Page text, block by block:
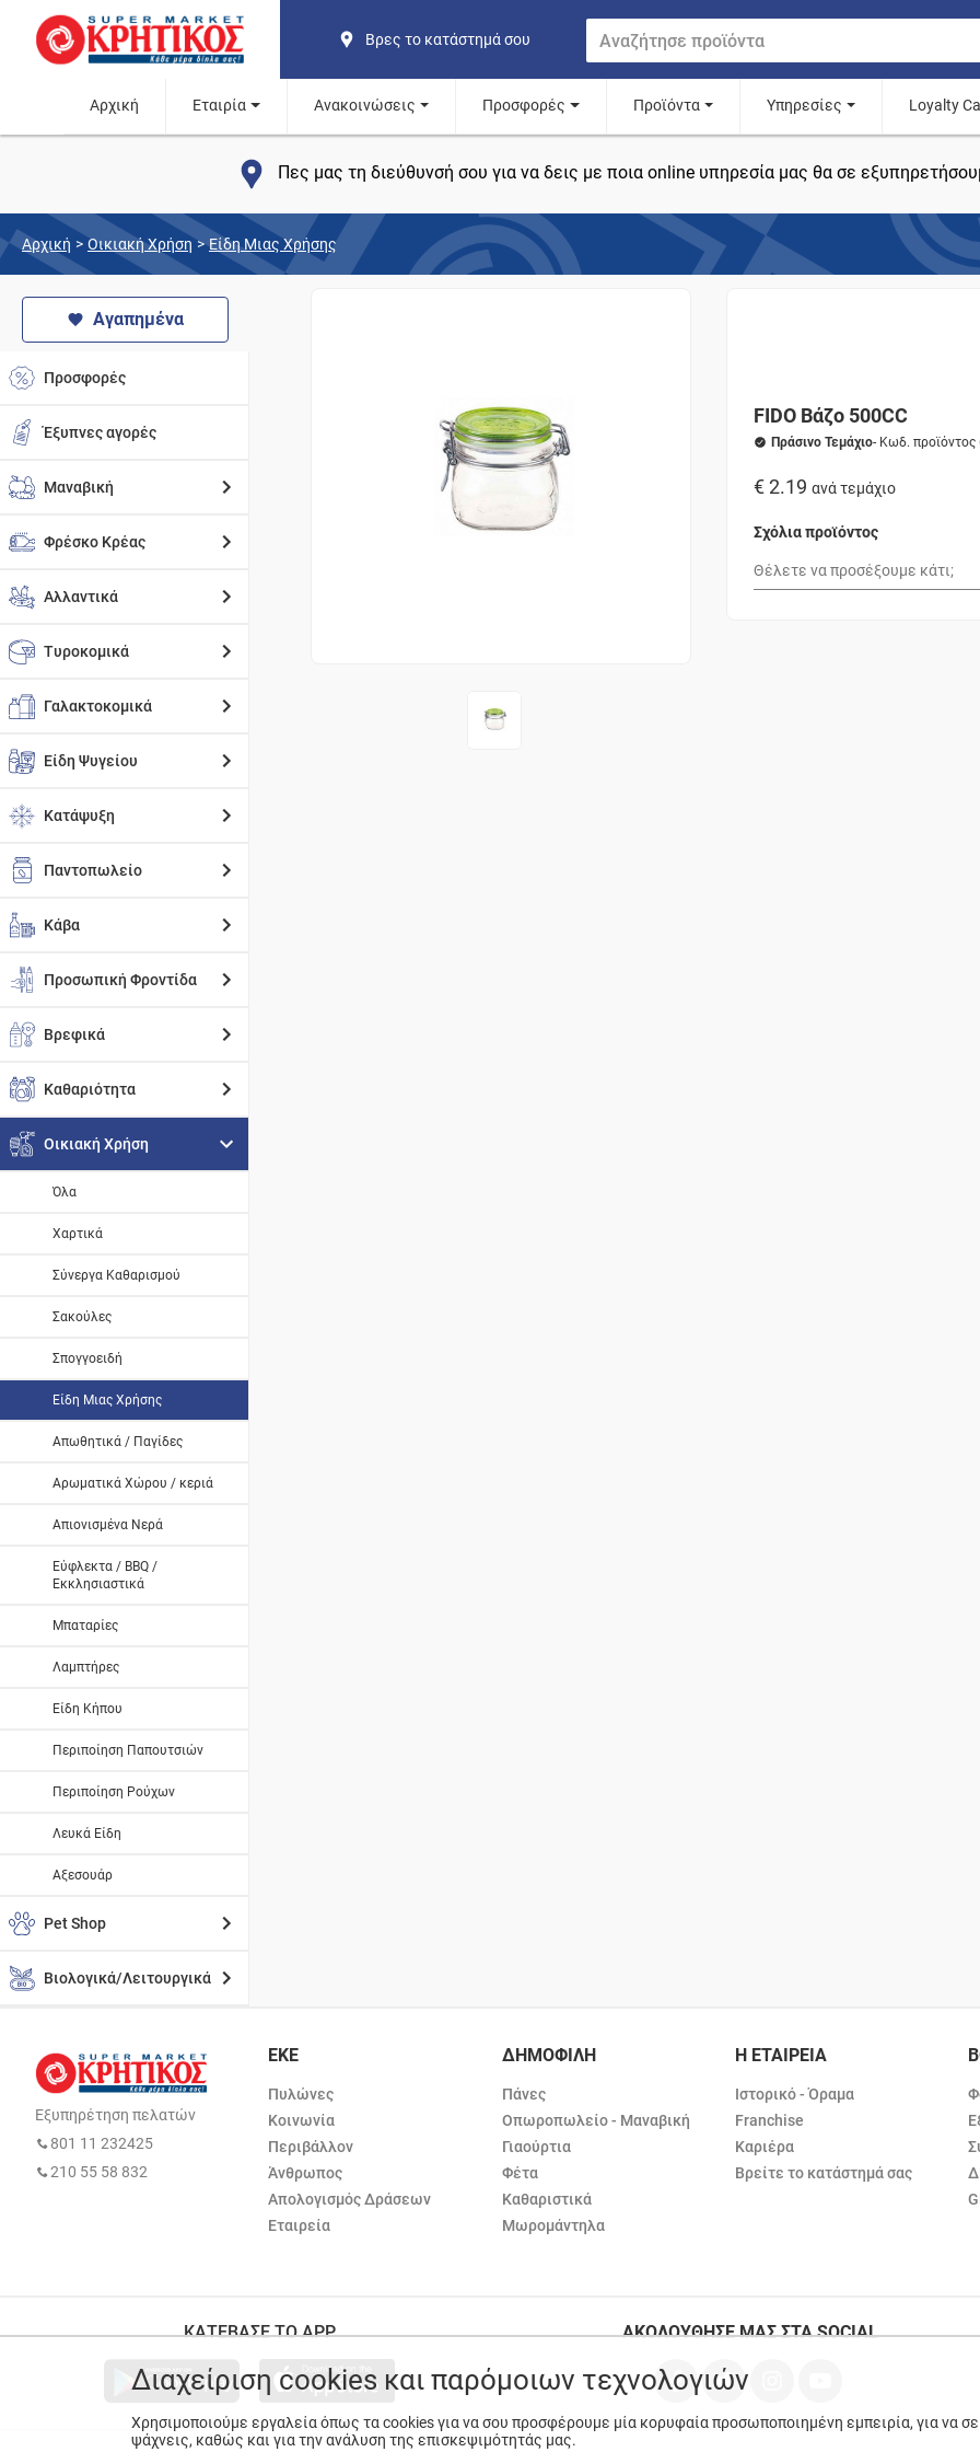
Βρες το κατάστημά σου
Αρχική Εταιρία Ανακοινώσεις Προσφορές Προϊόντα Υπηρεσίες Loyalty
Πες μας τη διεύθυνσή σου για να δεις με ποια online υπηρεσία μας θα σε
Αρχική > Οικιακή Χρήση > Είδη Μιας Χρήσης
Αγαπημένα
Προσφορές
Έξυπνες αγορές
Μαναβική
Φρέσκο Κρέας
Αλλαντικά
Τυροκομικά
Γαλακτοκομικά
Είδη Ψυγείου
Κατάψυξη
Παντοπωλείο
Κάβα
Προσωπική Φροντίδα
Βρεφικά
Καθαριότητα
Οικιακή Χρήση
Όλα
Χαρτικά
Σύνεργα Καθαρισμού
Σακούλες
Σπογγοειδή
Είδη Μιας Χρήσης
Απωθητικά / Παγίδες
Αρωματικά Χώρου / κεριά
Απιονισμένα Νερά
Εύφλεκτα / BBQ /
Εκκλησιαστικά
Μπαταρίες
Λαμπτήρες
Είδη Κήπου
Περιποίηση Παπουτσιών
Περιποίηση Ρούχων
Λευκά Είδη
Αξεσουάρ
Pet Shop
Βιολογικά/Λειτουργικά
FΙDΟ Βάζο 500CC
Πράσινο Τεμάχιο- Κωδ.
€ 2.19 ανά τεμάχιο
Σχόλια προϊόντος
Εξυπηρέτηση πελατών
801 11 232425
210 55 58 832
ΕΚΕ
Πυλώνες
Κοινωνία
Περιβάλλον
Άνθρωπος
Απολογισμός Δράσεων
Εταιρεία
ΔΗΜΟΦΙΛΗ
Πάνες
Οπωροπωλείο - Μαναβική
Γιαούρτια
Φέτα
Καθαριστικά
Μωρομάντηλα
Η ΕΤΑΙΡΕΙΑ
Ιστορικό - Όραμα
Franchise
Καριέρα
Βρείτε το κατάστημά σας
ΚΑΤΕΒΑΣΕ ΤΟ APP ΑΚΟΛΟΥΘΗΣΕ ΜΑΣ ΣΤΑ SOCIAL
Διαχείριση cookies και παρόμοιων τεχνολογιών
Χρησιμοποιούμε εργαλεία όπως τα cookies για να σου προσφέρουμε μία κορυφαία προσωποποιημένη εμπειρία, για να
ψάχνεις, καθώς και για την ανάλυση της επισκεψιμότητάς μας.